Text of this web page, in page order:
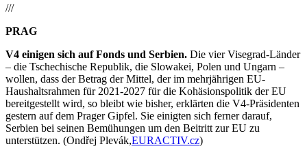
///
PRAG
V4 einigen sich auf Fonds und Serbien. Die vier Visegrad-Länder
– die Tschechische Republik, die Slowakei, Polen und Ungarn –
wollen, dass der Betrag der Mittel, der im mehrjährigen EU-
Haushaltsrahmen für 2021-2027 für die Kohäsionspolitik der EU
bereitgestellt wird, so bleibt wie bisher, erklärten die V4-Präsidenten
gestern auf dem Prager Gipfel. Sie einigten sich ferner darauf,
Serbien bei seinen Bemühungen um den Beitritt zur EU zu
unterstützen. (Ondřej Plevák,EURACTIV.cz)